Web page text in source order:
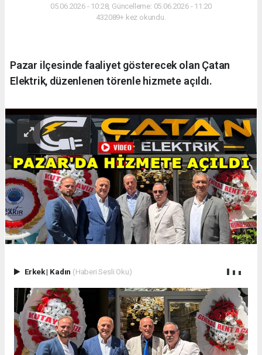
05.06.2026 - 10:28, Güncelleme: 05.06.2026 - 11:20
432089+ kez okundu.
Pazar ilçesinde faaliyet gösterecek olan Çatan
Elektrik, düzenlenen törenle hizmete açıldı.
Erkek| Kadın (Haberi Sesli Oku)